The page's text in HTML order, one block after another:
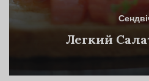
Легкий